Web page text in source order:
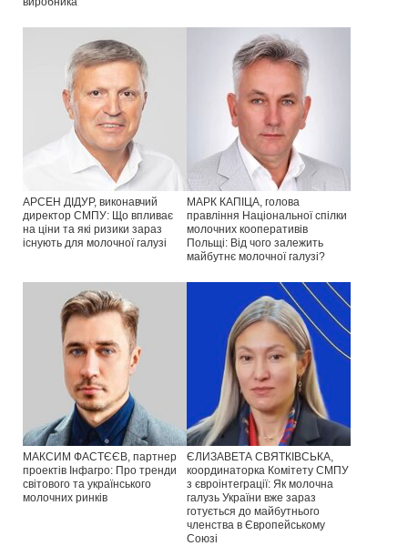
АРСЕН ДІДУР, виконавчий
директор СМПУ: Що впливає
на ціни та які ризики зараз
існують для молочної галузі
МАРК КАПІЦА, голова
правління Національної спілки
молочних кооперативів
Польщі: Від чого залежить
майбутнє молочної галузі?
МАКСИМ ФАСТЄЄВ, партнер
проектів Інфагро: Про тренди
світового та українського
молочних ринків
ЄЛИЗАВЕТА СВЯТКІВСЬКА,
координаторка Комітету СМПУ
з євроінтеграції: Як молочна
галузь України вже зараз
готується до майбутнього
членства в Європейському
Союзі